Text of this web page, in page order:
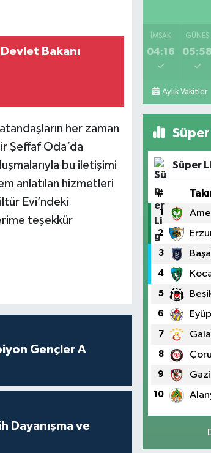
Bakanı
her zaman
Şeffaf Oda’da
bu iletişimi
anlatılan hizmetleri
Evi’ndeki
teşekkür
Gençler A
Dayanışma ve
İMSAK
04:16
GÜNEŞ
05:58
Aylık Vakitler
Süper
#
1
2
3
4
5
6
7
8
9
10